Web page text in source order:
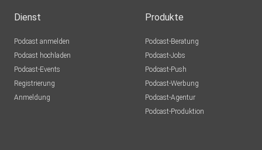
Dienst
Podcast anmelden
Podcast hochladen
Podcast-Events
Registrierung
Anmeldung
Produkte
Podcast-Beratung
Podcast-Jobs
Podcast-Push
Podcast-Werbung
Podcast-Agentur
Podcast-Produktion